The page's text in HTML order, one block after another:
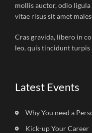
mollis auctor, odio
vitae risus sit amet
Cras gravida, libero in
leo, quis tincidunt turpis
Latest Events
Why You need a
Kick-up Your Career